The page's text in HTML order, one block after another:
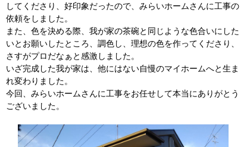
してくださり、好印象だったので、みらいホームさんに工事の
依頼をしました。
また、色を決める際、我が家の茶碗と同じような色合いにした
いとお願いしたところ、調色し、理想の色を作ってくださり、
さすがプロだなぁと感激しました。
いざ完成した我が家は、他にはない自慢のマイホームへと生ま
れ変わりました。
今回、みらいホームさんに工事をお任せして本当にありがとう
ございました。